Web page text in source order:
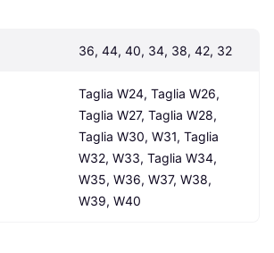
36, 44, 40, 34, 38, 42, 32
Taglia W24, Taglia W26,
Taglia W27, Taglia W28,
Taglia W30, W31, Taglia
W32, W33, Taglia W34,
W35, W36, W37, W38,
W39, W40